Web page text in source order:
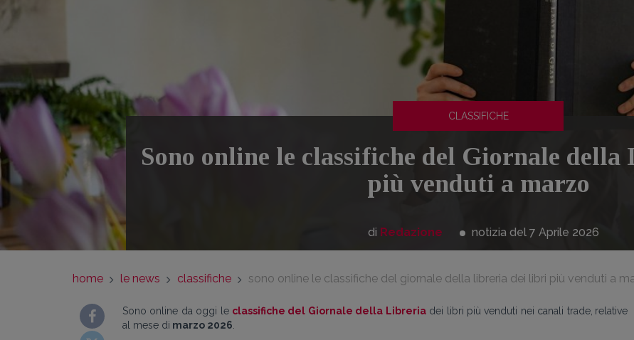
CLASSIFICHE
Sono online le classifiche del Giornale
più venduti a marzo
di Redazione notizia del 7 Aprile 2026
home le news classifiche sono online le classifiche del giornale della libreria dei libri più venduti a
Sono online da oggi le classifiche del Giornale della Libreriadei libri più venduti nei canali trade, relative
al mese di marzo 2026